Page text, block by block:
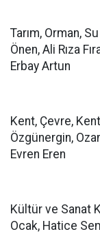
Tarım, Orman,
Önen, Ali Rıza
Erbay Artun
Kent, Çevre,
Özgünergin,
Evren Eren
Kültür ve Sanat
Ocak, Hatice